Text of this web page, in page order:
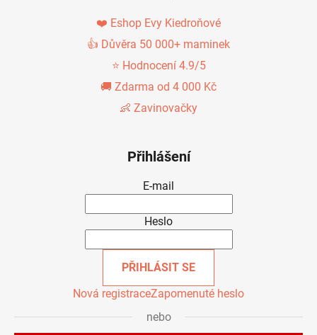
❤️ Eshop Evy Kiedroňové
👍 Důvěra 50 000+ maminek
⭐ Hodnocení 4.9/5
🚚 Zdarma od 4 000 Kč
👶 Zavinovačky
Přihlášení
E-mail
Heslo
PŘIHLÁSIT SE
Nová registraceZapomenuté heslo
nebo